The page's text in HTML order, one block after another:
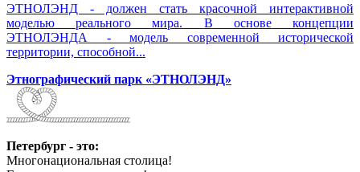
ЭТНОЛЭНД - должен стать красочной интерактивной
моделью реального мира. В основе концепции
ЭТНОЛЭНДА - модель современной исторической
территории, способной...
Этнографический парк «ЭТНОЛЭНД»
Петербург - это:
Многонациональная столица!